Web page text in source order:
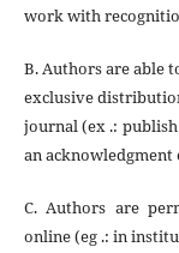
work with
B. Authors are able
exclusive
journal (ex .:
an
C. Authors are
online (eg .: in